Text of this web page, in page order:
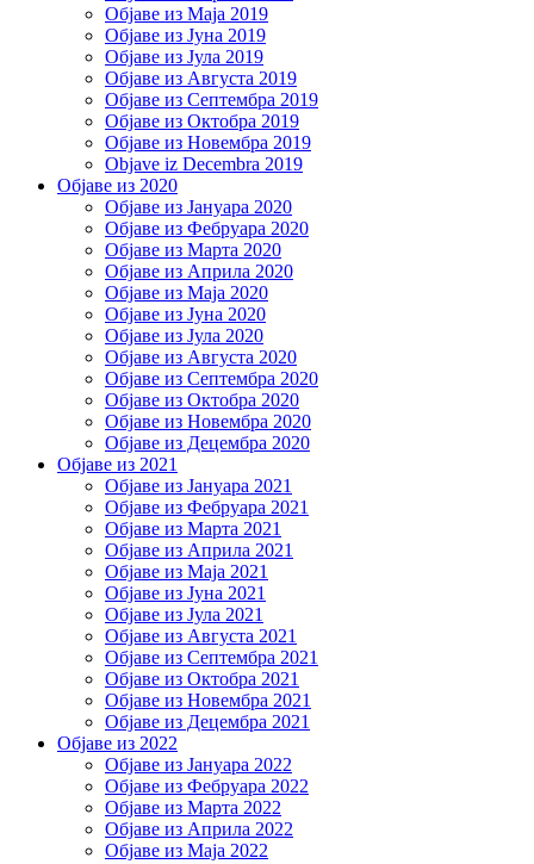
Објаве из Маја 2019
Објаве из Јуна 2019
Објаве из Јула 2019
Објаве из Августа 2019
Објаве из Септембра 2019
Објаве из Октобра 2019
Објаве из Новембра 2019
Objave iz Decembra 2019
Објаве из 2020
Објаве из Јануара 2020
Објаве из Фебруара 2020
Објаве из Марта 2020
Објаве из Априла 2020
Објаве из Маја 2020
Објаве из Јуна 2020
Објаве из Јула 2020
Објаве из Августа 2020
Објаве из Септембра 2020
Објаве из Октобра 2020
Објаве из Новембра 2020
Објаве из Децембра 2020
Објаве из 2021
Објаве из Јануара 2021
Објаве из Фебруара 2021
Објаве из Марта 2021
Објаве из Априла 2021
Објаве из Маја 2021
Објаве из Јуна 2021
Објаве из Јула 2021
Објаве из Августа 2021
Објаве из Септембра 2021
Објаве из Октобра 2021
Објаве из Новембра 2021
Објаве из Децембра 2021
Објаве из 2022
Објаве из Јануара 2022
Објаве из Фебруара 2022
Објаве из Марта 2022
Објаве из Априла 2022
Објаве из Маја 2022